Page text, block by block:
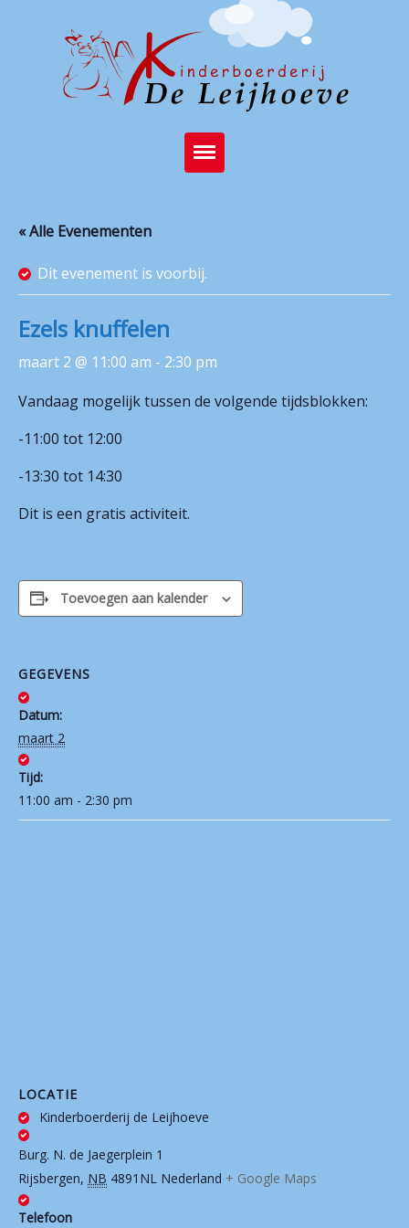
Brasserie
Kinderboerderij
Feest op de boerderij
Activiteiten
Stichting
Contact
« Alle Evenementen
Dit evenement is voorbij.
Ezels knuffelen
maart 2 @ 11:00 am - 2:30 pm
Vandaag mogelijk tussen de volgende tijdsblokken:
-11:00 tot 12:00
-13:30 tot 14:30
Dit is een gratis activiteit.
Toevoegen aan kalender
GEGEVENS
Datum:
maart 2
Tijd:
11:00 am - 2:30 pm
LOCATIE
Kinderboerderij de Leijhoeve
Burg. N. de Jaegerplein 1
Rijsbergen, NB 4891NL Nederland + Google Maps
Telefoon